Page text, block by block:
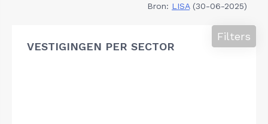
Bron: LISA(30-06-2025)
VESTIGINGEN PER SECTOR
Filters